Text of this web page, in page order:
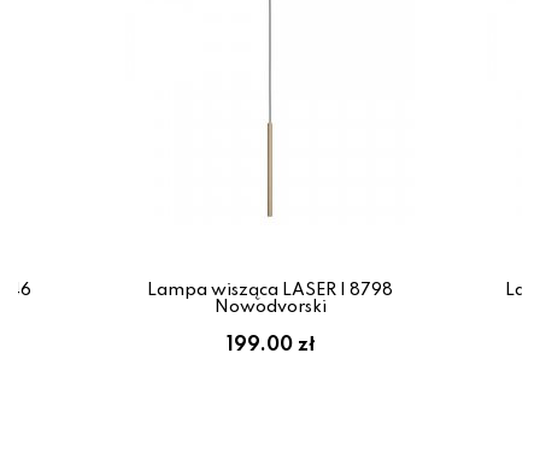
Lampa wisząca LASER I 8798
Nowodvorski
199.00 zł